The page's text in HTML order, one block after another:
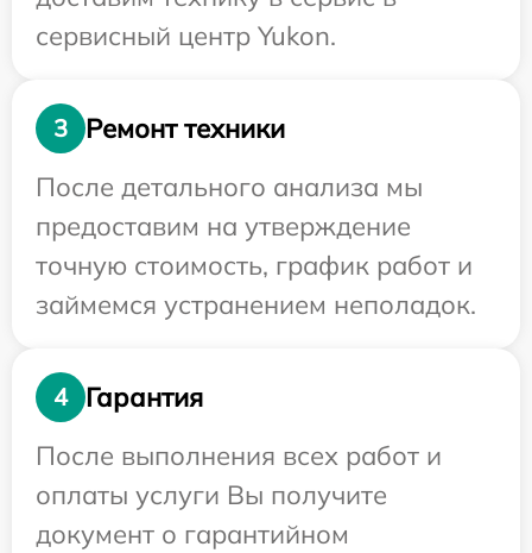
сервисный центр Yukon.
3
Ремонт техники
После детального анализа мы
предоставим на утверждение
точную стоимость, график работ и
займемся устранением неполадок.
4
Гарантия
После выполнения всех работ и
оплаты услуги Вы получите
документ о гарантийном